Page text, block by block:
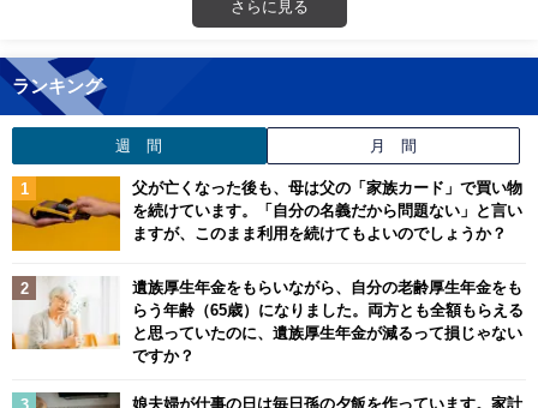
さらに見る
ランキング
週 間 月 間
父が亡くなった後も、母は父の「家族カード」で買い物
を続けています。「自分の名義だから問題ない」と言い
ますが、このまま利用を続けてもよいのでしょうか？
遺族厚生年金をもらいながら、自分の老齢厚生年金をも
らう年齢（65歳）になりました。両方とも全額もらえる
と思っていたのに、遺族厚生年金が減るって損じゃない
ですか？
娘夫婦が仕事の日は毎日孫の夕飯を作っています。家計